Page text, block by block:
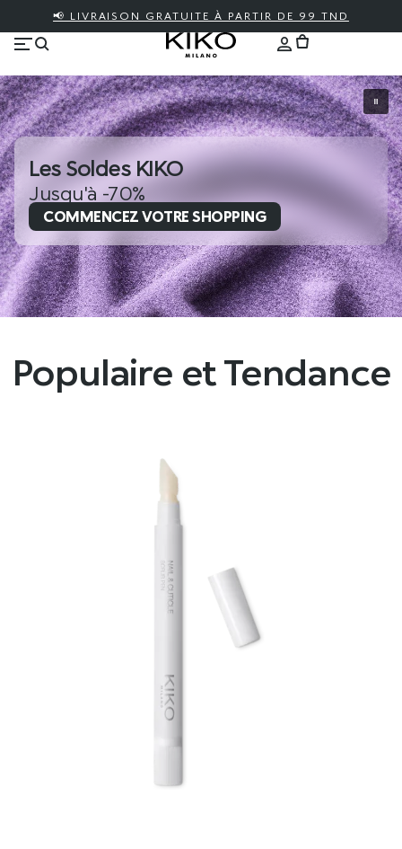
📢 LIVRAISON GRATUITE À PARTIR DE 99 TND
Les Soldes KIKO
Jusqu'à -70%
COMMENCEZ VOTRE SHOPPING
Populaire et Tendance